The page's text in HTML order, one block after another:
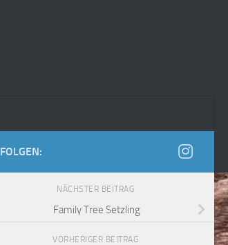
FOLGEN:
NÄCHSTER BEITRAG
Family Tree Setzling
VORHERIGER BEITRAG